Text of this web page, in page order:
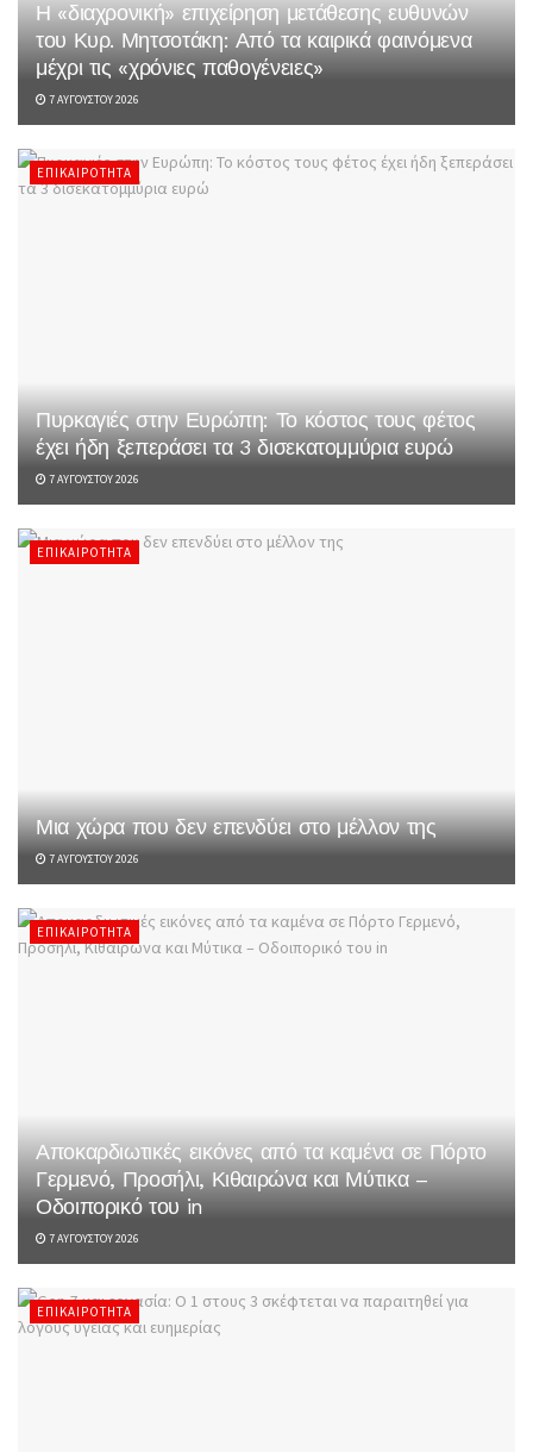
Η «διαχρονική» επιχείρηση μετάθεσης ευθυνών
του Κυρ. Μητσοτάκη: Από τα καιρικά φαινόμενα
μέχρι τις «χρόνιες παθογένειες»
7 ΑΥΓΟΎΣΤΟΥ 2026
ΕΠΙΚΑΙΡΌΤΗΤΑ
Πυρκαγιές στην Ευρώπη: Το κόστος τους φέτος
έχει ήδη ξεπεράσει τα 3 δισεκατομμύρια ευρώ
7 ΑΥΓΟΎΣΤΟΥ 2026
ΕΠΙΚΑΙΡΌΤΗΤΑ
Μια χώρα που δεν επενδύει στο μέλλον της
7 ΑΥΓΟΎΣΤΟΥ 2026
ΕΠΙΚΑΙΡΌΤΗΤΑ
Αποκαρδιωτικές εικόνες από τα καμένα σε Πόρτο
Γερμενό, Προσήλι, Κιθαιρώνα και Μύτικα –
Οδοιπορικό του in
7 ΑΥΓΟΎΣΤΟΥ 2026
ΕΠΙΚΑΙΡΌΤΗΤΑ